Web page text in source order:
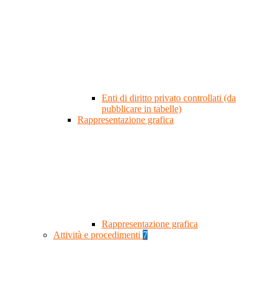
Enti di diritto privato controllati (da
pubblicare in tabelle)
Rappresentazione grafica
Rappresentazione grafica
Attività e procedimenti 7